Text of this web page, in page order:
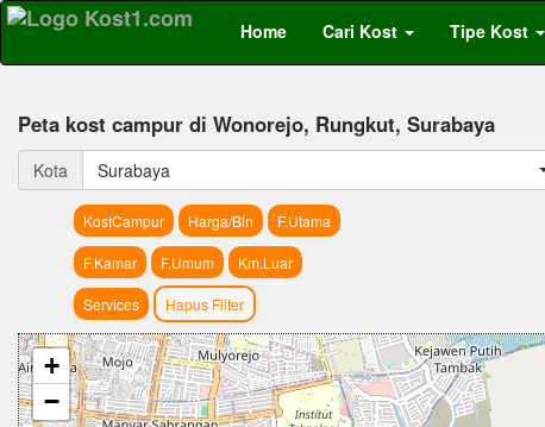
Home Cari Kost Tipe Kost
Peta kost campur di Wonorejo, Rungkut, Surabaya
Kota Surabaya
KostCampur Harga/Bln F.Utama
F.Kamar F.Umum Km.Luar
Services Hapus Filter
+
−